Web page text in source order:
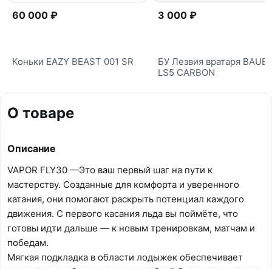
60 000 ₽
Коньки EAZY BEAST 001 SR
3 000 ₽
БУ Лезвия вратаря
LS5 CARBON
О товаре
Описание
VAPOR FLY30 —Это ваш первый шаг на пути к
мастерству. Созданные для комфорта и уверенного
катания, они помогают раскрыть потенциал каждого
движения. С первого касания льда вы поймёте, что
готовы идти дальше — к новым тренировкам, матчам и
победам.
Мягкая подкладка в области лодыжек обеспечивает